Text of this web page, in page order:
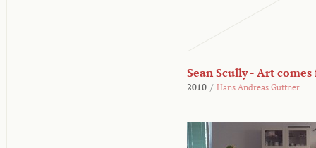
Sean Scully - Art
2010 / Hans Andreas Guttner